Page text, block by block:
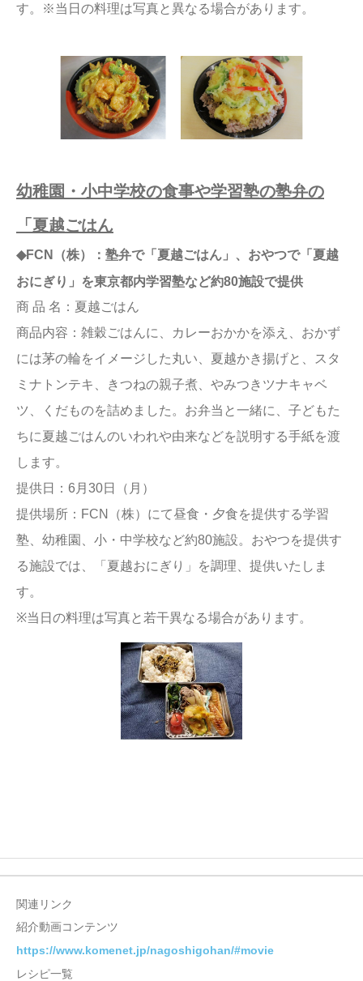
す。※当日の料理は写真と異なる場合があります。
幼稚園・小中学校の食事や学習塾の塾弁の
「夏越ごはん
◆FCN（株）：塾弁で「夏越ごはん」、おやつで「夏越
おにぎり」を東京都内学習塾など約80施設で提供
商 品 名：夏越ごはん
商品内容：雑穀ごはんに、カレーおかかを添え、おかず
には茅の輪をイメージした丸い、夏越かき揚げと、スタ
ミナトンテキ、きつねの親子煮、やみつきツナキャベ
ツ、くだものを詰めました。お弁当と一緒に、子どもた
ちに夏越ごはんのいわれや由来などを説明する手紙を渡
します。
提供日：6月30日（月）
提供場所：FCN（株）にて昼食・夕食を提供する学習
塾、幼稚園、小・中学校など約80施設。おやつを提供す
る施設では、「夏越おにぎり」を調理、提供いたしま
す。
※当日の料理は写真と若干異なる場合があります。
関連リンク
紹介動画コンテンツ
https://www.komenet.jp/nagoshigohan/#movie
レシピ一覧